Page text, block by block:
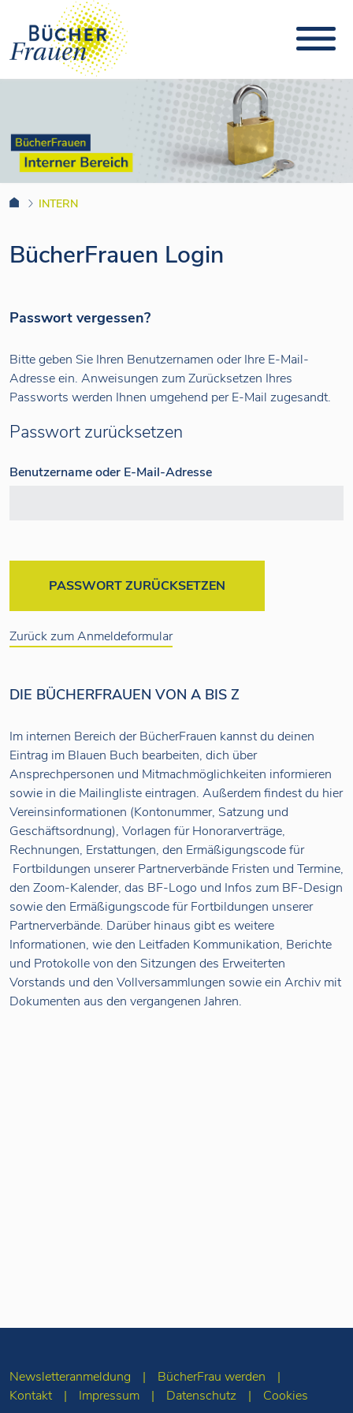
INTERN
BücherFrauen Login
Passwort vergessen?
Bitte geben Sie Ihren Benutzernamen oder Ihre E-Mail-
Adresse ein. Anweisungen zum Zurücksetzen Ihres
Passworts werden Ihnen umgehend per E-Mail zugesandt.
Passwort zurücksetzen
Benutzername oder E-Mail-Adresse
Zurück zum Anmeldeformular
DIE BÜCHERFRAUEN VON A BIS Z
Im internen Bereich der BücherFrauen kannst du deinen
Eintrag im Blauen Buch bearbeiten, dich über
Ansprechpersonen und Mitmachmöglichkeiten informieren
sowie in die Mailingliste eintragen. Außerdem findest du hier
Vereinsinformationen (Kontonummer, Satzung und
Geschäftsordnung), Vorlagen für Honorarverträge,
Rechnungen, Erstattungen, den Ermäßigungscode für
Fortbildungen unserer Partnerverbände Fristen und Termine,
den Zoom-Kalender, das BF-Logo und Infos zum BF-Design
sowie den Ermäßigungscode für Fortbildungen unserer
Partnerverbände. Darüber hinaus gibt es weitere
Informationen, wie den Leitfaden Kommunikation, Berichte
und Protokolle von den Sitzungen des Erweiterten
Vorstands und den Vollversammlungen sowie ein Archiv mit
Dokumenten aus den vergangenen Jahren.
Newsletteranmeldung
BücherFrau werden
Kontakt
Impressum Datenschutz Cookies